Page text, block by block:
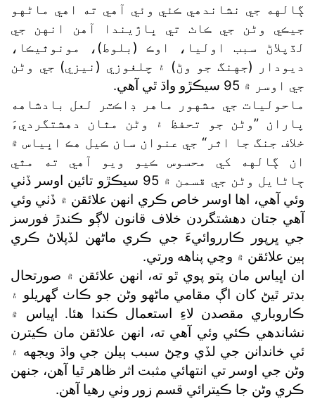
ڳالهه جي نشاندهي ڪئي وئي آهي ته اهي ماڻهو
جيڪي وڻن جي ڪاٺ تي ڀاڙيندا آهن انهن جي
لڏپلاڻ سبب اوليا، اوڪ (بلوط)، مونوٿيڪا،
ديودار (جهنگ جو وڻ) ۽ چلغوزي (نيزي) جي وڻن
جي اوسر ۾ 95 سيڪڙو واڌ ٿي آهي.
ماحوليات جي مشهور ماهر ڊاڪٽر لعل بادشاهه
پاران ”وڻن جو تحفظ ۽ وڻن مٿان دهشتگرديءَ
خلاف جنگ جا اثر“ جي عنوان سان ڪيل هڪ اڀياس ۾
ان ڳالهه کي محسوس ڪيو ويو آهي ته مٿي
ڄاڻايل وڻن جي قسمن ۾ 95 سيڪڙو تائين اوسر ڏٺي
وئي آهي، اها اوسر خاص ڪري انهن علائقن ۾ ڏٺي وئي
آهي جتان دهشتگردن خلاف قانون لاڳو ڪندڙ فورسز
جي ڀرپور ڪارروائيءَ جي ڪري ماڻهن لڏپلاڻ ڪري
ٻين علائقن ۾ وڃي پناهه ورتي.
ان اڀياس مان پتو پوي ٿو ته، انهن علائقن ۾ صورتحال
بدتر ٿيڻ کان اڳ مقامي ماڻهو وڻن جو ڪاٺ گھريلو ۽
ڪاروباري مقصدن لاءِ استعمال ڪندا هئا. اڀياس ۾
نشاندهي ڪئي وئي آهي ته، انهن علائقن مان ڪيترن
ئي خاندانن جي لڏي وڃڻ سبب ٻيلن جي واڌ ويجهه ۽
وڻن جي اوسر تي انتهائي مثبت اثر ظاهر ٿيا آهن، جنهن
ڪري وڻن جا ڪيترائي قسم زور وٺي رهيا آهن.